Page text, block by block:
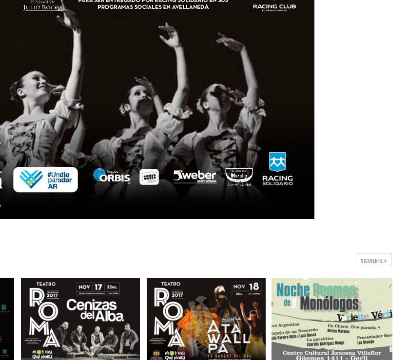
SIGUIENTE